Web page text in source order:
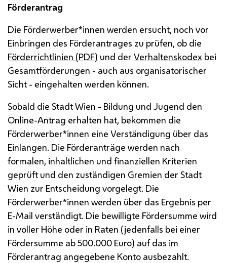
Förderantrag
Die Förderwerber*innen werden ersucht, noch vor
Einbringen des Förderantrages zu prüfen, ob die
Förderrichtlinien (PDF) und der Verhaltenskodex bei
Gesamtförderungen - auch aus organisatorischer
Sicht - eingehalten werden können.
Sobald die Stadt Wien - Bildung und Jugend den
Online-Antrag erhalten hat, bekommen die
Förderwerber*innen eine Verständigung über das
Einlangen. Die Förderanträge werden nach
formalen, inhaltlichen und finanziellen Kriterien
geprüft und den zuständigen Gremien der Stadt
Wien zur Entscheidung vorgelegt. Die
Förderwerber*innen werden über das Ergebnis per
E-Mail verständigt. Die bewilligte Fördersumme wird
in voller Höhe oder in Raten (jedenfalls bei einer
Fördersumme ab 500.000 Euro) auf das im
Förderantrag angegebene Konto ausbezahlt.